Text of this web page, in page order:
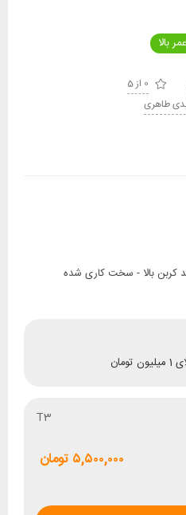
بالا
0 از 5
طاهری
کربن بالا - سخت کاری شده
T3
تومان ۵,۵۰۰,۰۰۰